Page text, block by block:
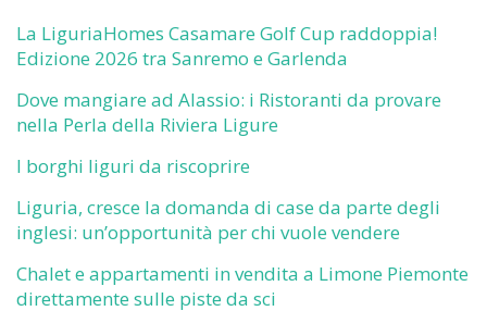
La LiguriaHomes Casamare Golf Cup raddoppia!
Edizione 2026 tra Sanremo e Garlenda
Dove mangiare ad Alassio: i Ristoranti da provare
nella Perla della Riviera Ligure
I borghi liguri da riscoprire
Liguria, cresce la domanda di case da parte degli
inglesi: un’opportunità per chi vuole vendere
Chalet e appartamenti in vendita a Limone Piemonte
direttamente sulle piste da sci